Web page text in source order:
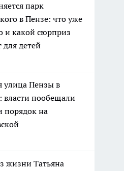
парк
в Пензе: что уже
и какой сюрприз
для детей
улица Пензы в
власти пообещали
порядок на
жизни Татьяна